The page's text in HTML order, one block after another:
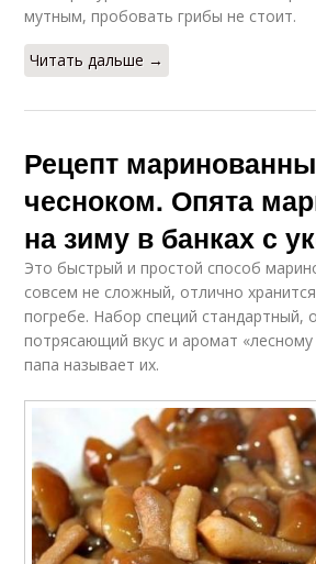
мутным, пробовать грибы не стоит.
Читать дальше →
Рецепт
чесноком. Опята
на зиму в банках с
Это быстрый и простой способ
совсем не сложный, отлично
погребе. Набор специй стандартный,
потрясающий вкус и аромат «лесному
папа называет их.